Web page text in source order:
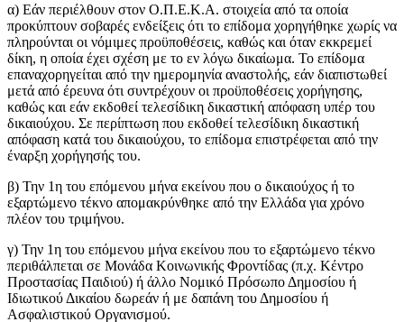
α) Εάν περιέλθουν στον Ο.Π.Ε.Κ.Α. στοιχεία από τα οποία
προκύπτουν σοβαρές ενδείξεις ότι το επίδομα χορηγήθηκε χωρίς να
πληρούνται οι νόμιμες προϋποθέσεις, καθώς και όταν εκκρεμεί
δίκη, η οποία έχει σχέση με το εν λόγω δικαίωμα. Το επίδομα
επαναχορηγείται από την ημερομηνία αναστολής, εάν διαπιστωθεί
μετά από έρευνα ότι συντρέχουν οι προϋποθέσεις χορήγησης,
καθώς και εάν εκδοθεί τελεσίδικη δικαστική απόφαση υπέρ του
δικαιούχου. Σε περίπτωση που εκδοθεί τελεσίδικη δικαστική
απόφαση κατά του δικαιούχου, το επίδομα επιστρέφεται από την
έναρξη χορήγησής του.
β) Την 1η του επόμενου μήνα εκείνου που ο δικαιούχος ή το
εξαρτώμενο τέκνο απομακρύνθηκε από την Ελλάδα για χρόνο
πλέον του τριμήνου.
γ) Την 1η του επόμενου μήνα εκείνου που το εξαρτώμενο τέκνο
περιθάλπεται σε Μονάδα Κοινωνικής Φροντίδας (π.χ. Κέντρο
Προστασίας Παιδιού) ή άλλο Νομικό Πρόσωπο Δημοσίου ή
Ιδιωτικού Δικαίου δωρεάν ή με δαπάνη του Δημοσίου ή
Ασφαλιστικού Οργανισμού.